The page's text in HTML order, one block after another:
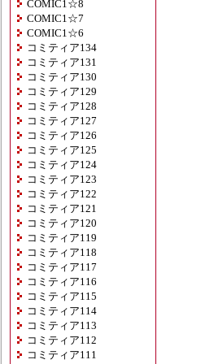
COMIC1☆8
COMIC1☆7
COMIC1☆6
コミティア134
コミティア131
コミティア130
コミティア129
コミティア128
コミティア127
コミティア126
コミティア125
コミティア124
コミティア123
コミティア122
コミティア121
コミティア120
コミティア119
コミティア118
コミティア117
コミティア116
コミティア115
コミティア114
コミティア113
コミティア112
コミティア111